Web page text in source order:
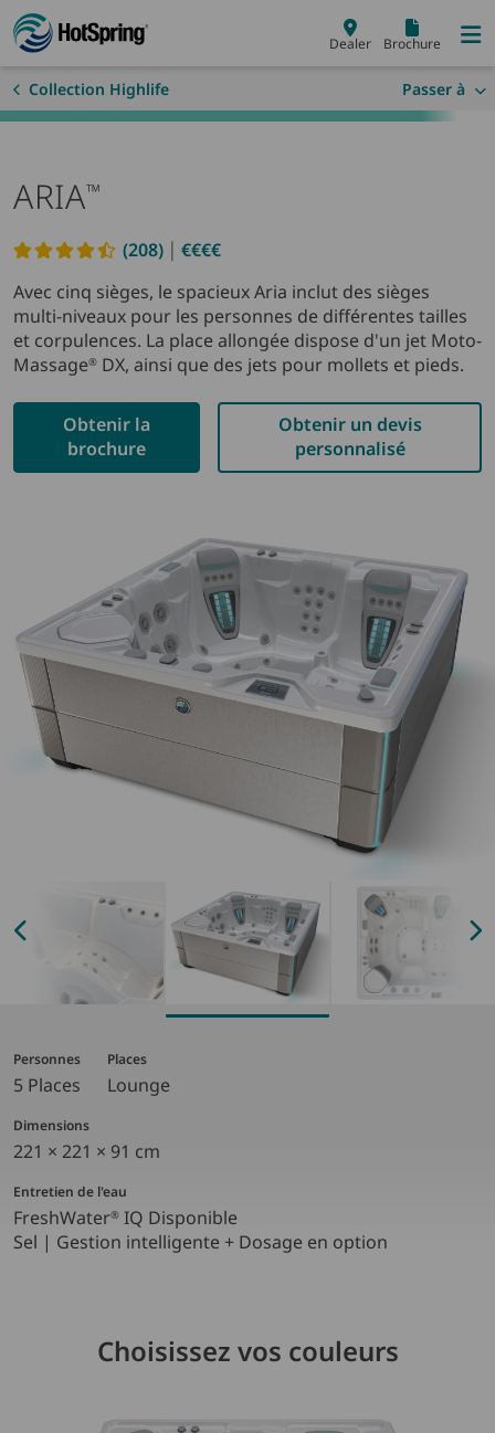
Skip to main content
Dealer Brochure
Collection Highlife Passer à
ARIA™
Read reviews (208) | €€€€
Avec cinq sièges, le spacieux Aria inclut des sièges
multi-niveaux pour les personnes de différentes tailles
et corpulences. La place allongée dispose d'un jet Moto-
Massage® DX, ainsi que des jets pour mollets et pieds.
Obtenir la
brochure
Obtenir un devis
personnalisé
Personnes
5 Places
Places
Lounge
Dimensions
221 × 221 × 91 cm
Entretien de l'eau
FreshWater® IQ Disponible
Sel | Gestion intelligente + Dosage en option
Choisissez vos couleurs